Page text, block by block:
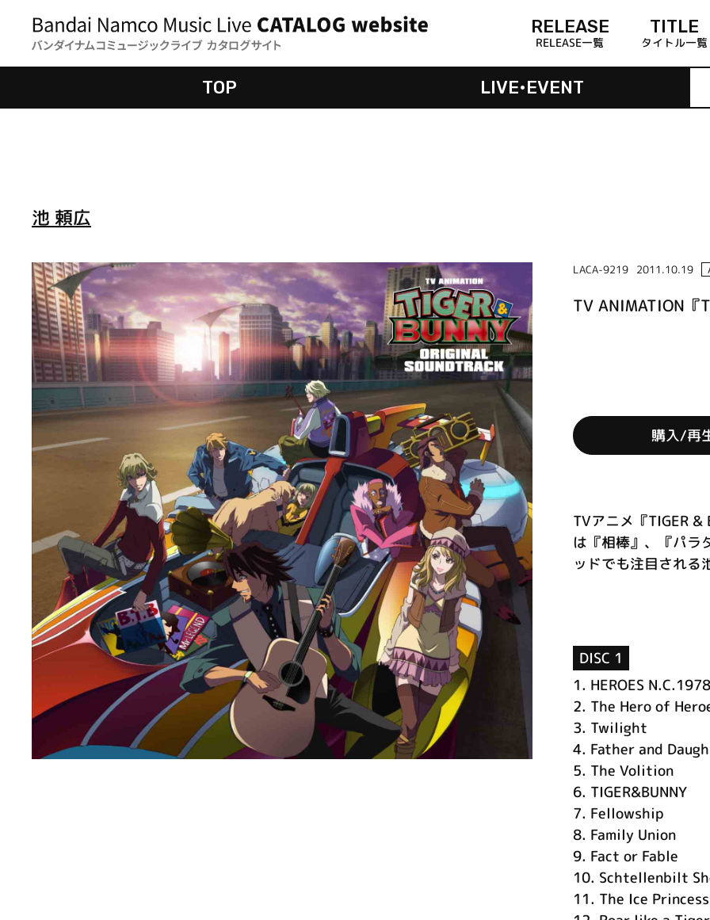
RELEASE
RELEASE一覧
TITLE
タイトル一覧
TOP LIVE•EVENT
池 頼広
LACA-9219 2011.10.19
TV ANIMATION『
購入/再
TVアニメ『TIGER
は『相棒』、『パラ
ッドでも注目される
DISC 1
1. HEROES N.C.1978
2. The Hero of
3. Twilight
4. Father and
5. The Volition
6. TIGER&BUNNY
7. Fellowship
8. Family Union
9. Fact or Fable
10. Schtellenbilt
11. The Ice Princess